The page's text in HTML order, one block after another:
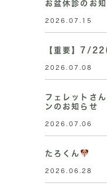
お盆休診のお
2026.07.15
【重要】7/
2026.07.08
フェレットさ
ンのお知らせ
2026.07.06
たろくん
2026.06.28